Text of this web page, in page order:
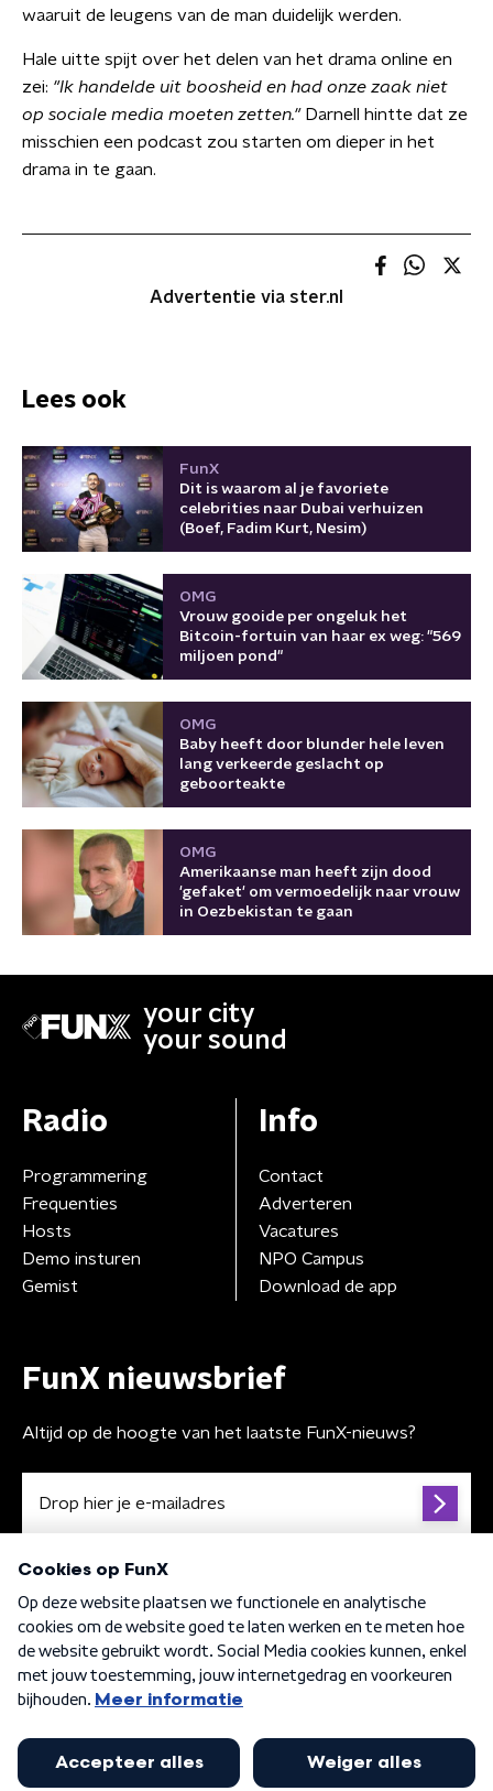
waaruit de leugens van de man duidelijk werden.
Hale uitte spijt over het delen van het drama online en
zei: "Ik handelde uit boosheid en had onze zaak niet
op sociale media moeten zetten."Darnell hintte dat ze
misschien een podcast zou starten om dieper in het
drama in te gaan.
Advertentie via ster.nl
Lees ook
FunX
Dit is waarom al je favoriete
celebrities naar Dubai verhuizen
(Boef, Fadim Kurt, Nesim)
OMG
Vrouw gooide per ongeluk het
Bitcoin-fortuin van haar ex weg: "569
miljoen pond"
OMG
Baby heeft door blunder hele leven
lang verkeerde geslacht op
geboorteakte
OMG
Amerikaanse man heeft zijn dood
'gefaket' om vermoedelijk naar vrouw
in Oezbekistan te gaan
your city
your sound
Radio
Programmering
Frequenties
Hosts
Demo insturen
Gemist
Info
Contact
Adverteren
Vacatures
NPO Campus
Download de app
FunX nieuwsbrief
Altijd op de hoogte van het laatste FunX-nieuws?
Algemene voorwaarden Privacybeleid